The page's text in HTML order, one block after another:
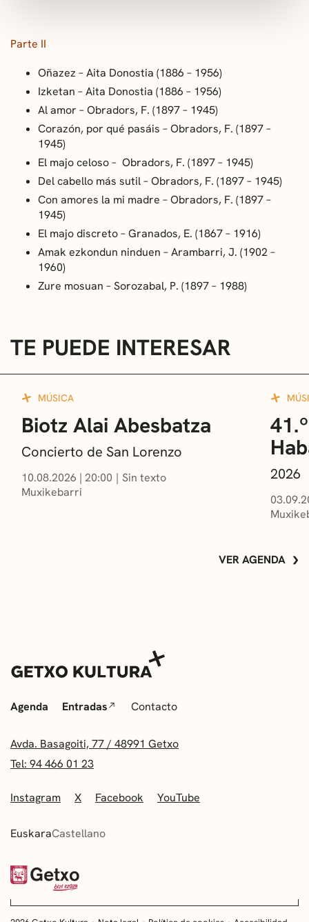
Parte II
Oñazez – Aita Donostia (1886 – 1956)
Izketan – Aita Donostia (1886 – 1956)
Al amor – Obradors, F. (1897 – 1945)
Corazón, por qué pasáis – Obradors, F. (1897 –
1945)
El majo celoso– Obradors, F. (1897 – 1945)
Del cabello más sutil– Obradors, F. (1897 – 1945)
Con amores la mi madre – Obradors, F. (1897 –
1945)
El majo discreto– Granados, E. (1867 – 1916)
Amak ezkondun ninduen – Arambarri, J. (1902 –
1960)
Zure mosuan – Sorozabal, P. (1897 – 1988)
TE PUEDE INTERESAR
MÚSICA
Biotz Alai Abesbatza
Concierto de San Lorenzo
10.08.2026 | 20:00
Sin texto
Muxikebarri
2026
VER AGENDA
Agenda Entradas Contacto
Avda. Basagoiti, 77 / 48991 Getxo
Tel: 94 466 01 23
Instagram X Facebook YouTube
EuskaraCastellano